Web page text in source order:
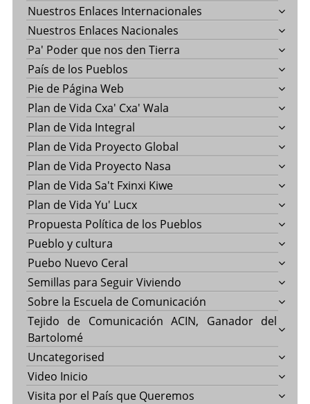
Nuestros Enlaces Internacionales
Nuestros Enlaces Nacionales
Pa' Poder que nos den Tierra
País de los Pueblos
Pie de Página Web
Plan de Vida Cxa' Cxa' Wala
Plan de Vida Integral
Plan de Vida Proyecto Global
Plan de Vida Proyecto Nasa
Plan de Vida Sa't Fxinxi Kiwe
Plan de Vida Yu' Lucx
Propuesta Política de los Pueblos
Pueblo y cultura
Puebo Nuevo Ceral
Semillas para Seguir Viviendo
Sobre la Escuela de Comunicación
Tejido de Comunicación ACIN, Ganador del
Bartolomé
Uncategorised
Video Inicio
Visita por el País que Queremos